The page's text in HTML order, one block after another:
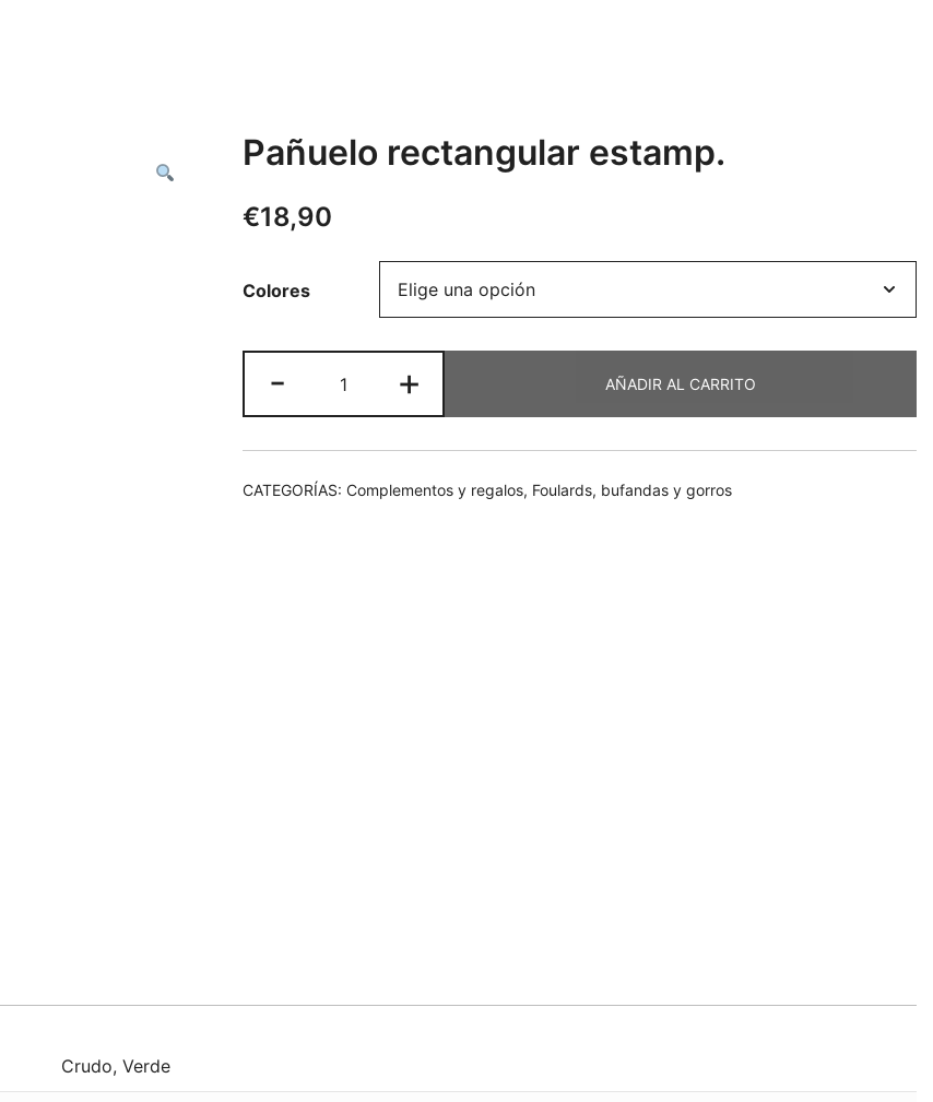
Pañuelo rectangular estamp.
€18,90
Colores
-
rectangular
estamp.
cantidad
+ AÑADIR AL CARRITO
CATEGORÍAS: Complementos y regalos, Foulards, bufandas y gorros
Crudo, Verde